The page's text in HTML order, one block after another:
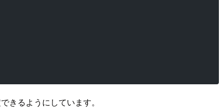
きるようにしています。